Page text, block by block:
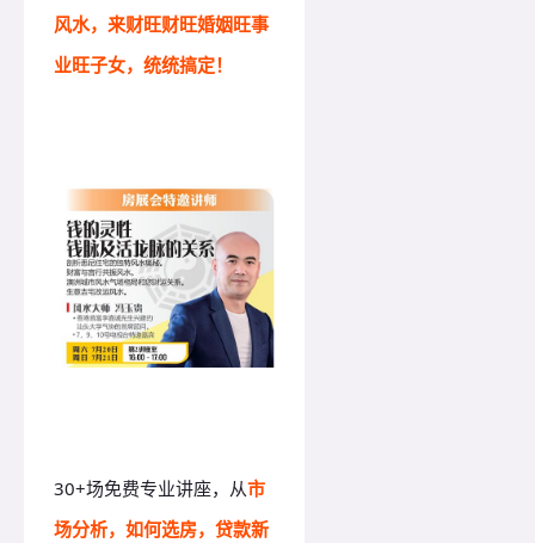
风水，来财旺财旺婚姻旺事
业旺子女，统统搞定！
30+场免费专业讲座，从市
场分析，如何选房，贷款新